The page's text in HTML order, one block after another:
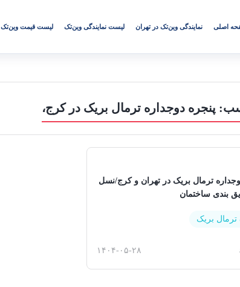
اصلی نمایندگی وین‌تک در تهران لیست نمایندگی وین‌تک لیست قیمت وین‌تک
پنجره دوجداره ترمال بریک در کرج،
ترمال بریک در تهران و کرج/نسل
بندی ساختمان
ترمال بریک
۱۴۰۴-۰۵-۲۸